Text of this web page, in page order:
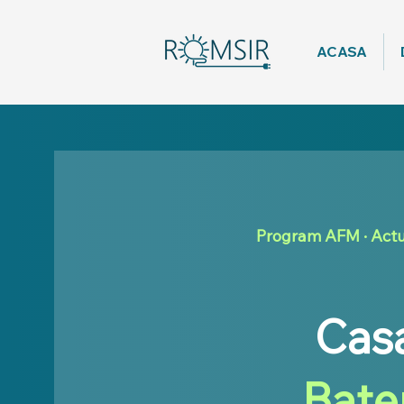
ACASA
Program AFM ·